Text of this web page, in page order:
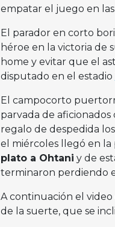
empatar el juego en
El parador en corto
héroe en la victoria de
home y evitar que el
disputado en el estadio
El campocorto
parvada de
regalo de despedida
el miércoles llegó en
plato a Ohtani y de
terminaron perdiendo
A continuación el
de la suerte, que se